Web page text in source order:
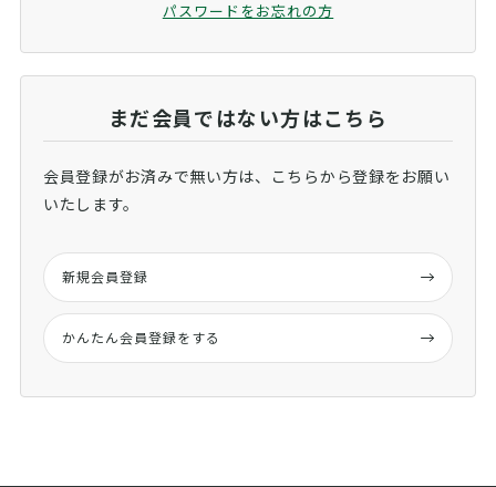
パスワードをお忘れの方
まだ会員ではない方はこちら
会員登録がお済みで無い方は、こちらから登録をお願い
いたします。
新規会員登録
かんたん会員登録をする